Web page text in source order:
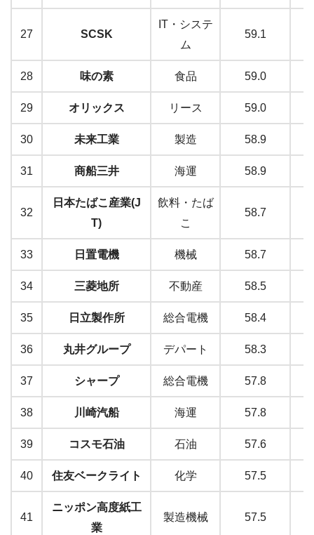
27 SCSK
IT・システ
ム
59.1
28 味の素 食品 59.0
29 オリックス リース 59.0
30 未来工業 製造 58.9
31 商船三井 海運 58.9
32
日本たばこ産業(J
T)
飲料・たば
こ
58.7
33 日置電機 機械 58.7
34 三菱地所 不動産 58.5
35 日立製作所 総合電機 58.4
36 丸井グループ デパート 58.3
37 シャープ 総合電機 57.8
38 川崎汽船 海運 57.8
39 コスモ石油 石油 57.6
40 住友ベークライト 化学 57.5
41
ニッポン高度紙工
業
製造機械 57.5